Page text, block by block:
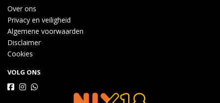
Over ons
Privacy en veiligheid
Algemene voorwaarden
Disclaimer
Cookies
VOLG ONS